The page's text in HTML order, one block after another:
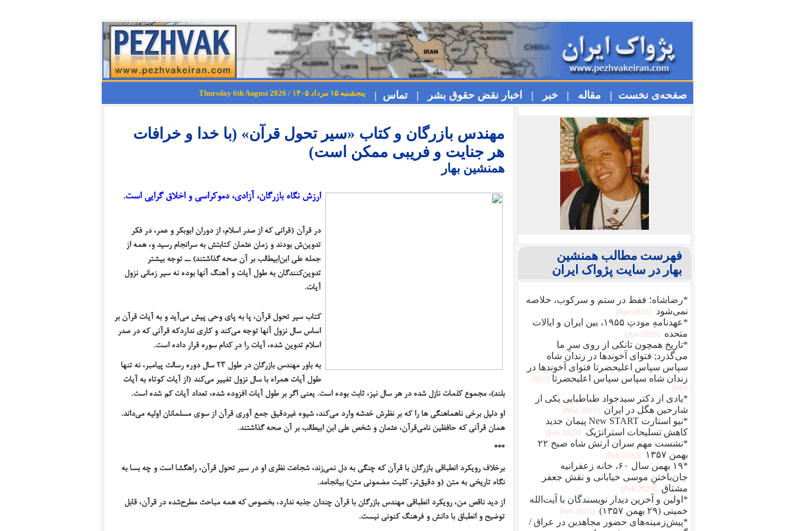
صفحه‌ی نخست | مقاله | خبر | اخبار نقض حقوق بشر | تماس | پنجشنبه ۱۵ مرداد ۱۴۰۵ / Thursday 6th August 2026
مهندس بازرگان و کتاب «سیر تحول قرآن» (با خدا و خرافات
هر جنایت و فریبی ممکن است)
همنشین بهار
ارزش نگاه بازرگان، آزادی، دموکراسی و اخلاق گرایی است.
در قرآن (قرانی که از صدر اسلام، از دوران ابوبکر و عمر، در فکر
تدوین‌ش بودند و زمان عثمان کتابتش به سرانجام رسید و،همه از
جمله علی ابن‌ابیطالب بر آن صحه گذاشتند) ــ توجه بیشتر
تدوین‌کنندگان به طول آیات و آهنگ آنها بوده نه سیر زمانی نزول‌
آیات.
کتاب سیر تحول قرآن، پا به پای وحی پیش می‌آید و به آیات قرآن بر
اساس سال نزول آنها توجه می‌کند و کاری نداردکه قرآنی که در صدر
اسلام تدوین شده، آیات را در کدام سوره قرار داده است.
به باور مهندس بازرگان در طول ۲۳سال دوره رسالت پیامبر، نه تنها
طول آیات همراه با سال نزول تغییر می‌کند (از آیات کوتاه به آیات
بلند)، مجموع کلمات نازل شده در هر سال نیز، ثابت بوده است. یعنی اگر بر طول آیات افزوده شده، تعداد آیات کم ‌شده است.
او دلیل برخی ناهماهنگی ها را که بر نظرش خدشه وارد می‌کند، شیوه غیردقیق جمع آوری قرآن از سوی مسلمانان اولیه می‌داند.
همان قرآنی که حافظین نامی‌قرآن، عثمان و شخص علی ابن ابیطالب بر آن صحه گذاشتند.
***
برخلاف رویکرد انطباقی بازرگان با قرآن که چنگی به دل نمی‌زند، شجاعت نظری او در سیر تحول قرآن، راهگشا است و چه بسا به
نگاه تاریخی به متن (و دقیق‌تر، کلیت مضمونی متن) بیانجامد.
از دید ناقص من، رویکرد انطباقی مهندس بازرگان با قرآن چندان جذبه ندارد، بخصوص که همه مباحث مطرح‌شده در قرآن، قابل
توضیح و انطباق با دانش و فرهنگ کنونی نیست.
فهرست مطالب همنشین
بهار در سایت پژواک ایران
*رضاشاه؛ فقط در ستم و سرکوب، خلاصه
نمی‌شود
[2023 Apr]
*عهدنامهِ مودتِ ۱۹۵۵، بین ایران و ایالات
متحده
[2023 Apr]
*تاریخ همچون تانکی از روی سرِ ما
می‌گذرد; فتوای آخوندها در زندان شاه
سپاس سپاس اعلیحضرتا فتوای آخوندها در
زندان شاه سپاس سپاس اعلیحضرتا
[2023
Mar]
*یادی از دکتر سیدجواد طباطبایی یکی از
شارحین هگل در ایران
[2023 Mar]
*نیو استارت New START پیمان جدید
کاهش تسلیحات استراتژیک
[2023 Feb]
*نشست مهم سران ارتش شاه صبح ۲۲
بهمن ۱۳۵۷
[2023 Feb]
*۱۹ بهمن سال ۶۰، خانه زعفرانیه
جان‌باختنِ موسی خیابانی و نقش جعفر
مشتاق
[2023 Feb]
*اولین و آخرین دیدار نویسندگان با آیت‌الله
خمینی (۲۹ بهمن ۱۳۵۷)
[2023 Feb]
*پیش‌زمینه‌های حضور مجاهدین در عراق /